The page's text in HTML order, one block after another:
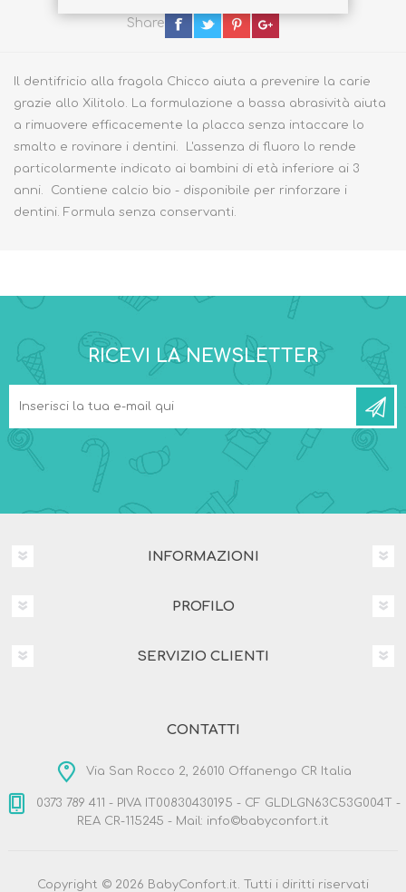
Share
Il dentifricio alla fragola Chicco aiuta a prevenire la carie
grazie allo Xilitolo. La formulazione a bassa abrasività aiuta
a rimuovere efficacemente la placca senza intaccare lo
smalto e rovinare i dentini. L'assenza di fluoro lo rende
particolarmente indicato ai bambini di età inferiore ai 3
anni. Contiene calcio bio - disponibile per rinforzare i
dentini. Formula senza conservanti.
RICEVI LA NEWSLETTER
INFORMAZIONI
PROFILO
SERVIZIO CLIENTI
CONTATTI
Via San Rocco 2, 26010 Offanengo CR Italia
0373 789 411 - PIVA IT00830430195 - CF GLDLGN63C53G004T -
REA CR-115245 - Mail: info©babyconfort.it
Copyright © 2026 BabyConfort.it. Tutti i diritti riservati